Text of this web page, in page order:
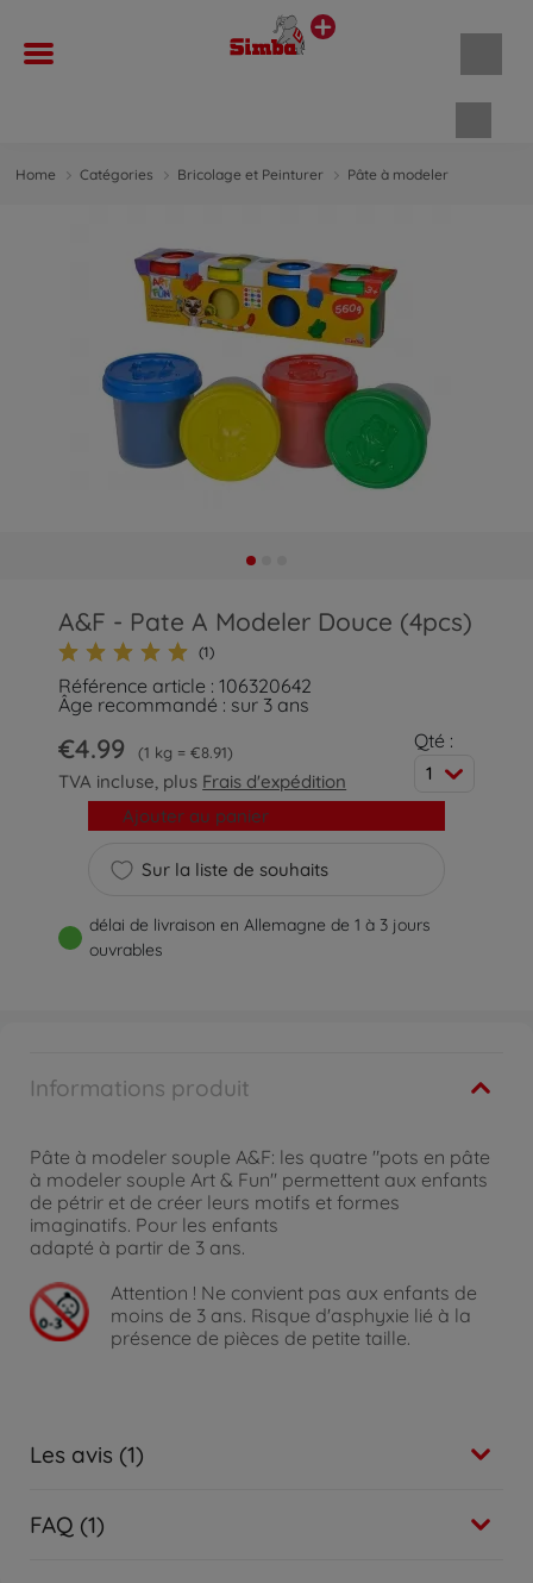
Home Catégories Bricolage et Peinturer Pâte à modeler
A&F - Pate A Modeler Douce (4pcs)
(1)
Référence article : 106320642
Âge recommandé : sur 3 ans
€4.99 1 kg = €8.91
TVA incluse, plus Frais d'expédition
Qté :
1
Sur la liste de souhaits
Ajouter au panier
délai de livraison en Allemagne de 1 à 3 jours
ouvrables
Informations produit
Pâte à modeler souple A&F: les quatre "pots en pâte
à modeler souple Art & Fun" permettent aux enfants
de pétrir et de créer leurs motifs et formes
imaginatifs. Pour les enfants
adapté à partir de 3 ans.
Attention ! Ne convient pas aux enfants de
moins de 3 ans. Risque d'asphyxie lié à la
présence de pièces de petite taille.
Les avis (1)
FAQ (1)